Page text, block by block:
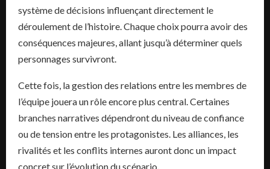
système de décisions influençant directement le
déroulement de l’histoire. Chaque choix pourra avoir des
conséquences majeures, allant jusqu’à déterminer quels
personnages survivront.
Cette fois, la gestion des relations entre les membres de
l’équipe jouera un rôle encore plus central. Certaines
branches narratives dépendront du niveau de confiance
ou de tension entre les protagonistes. Les alliances, les
rivalités et les conflits internes auront donc un impact
concret sur l’évolution du scénario.